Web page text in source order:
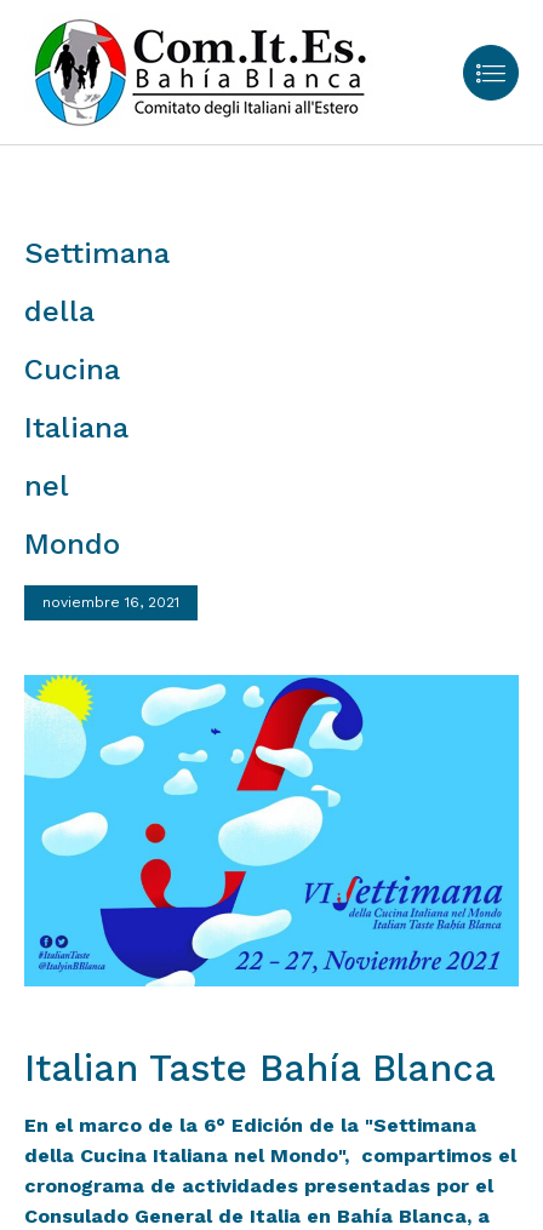
Settimana
della
Cucina
Italiana
nel
Mondo
noviembre 16, 2021
Italian Taste Bahía Blanca
En el marco de la 6° Edición de la "Settimana
della Cucina Italiana nel Mondo", compartimos el
cronograma de actividades presentadas por el
Consulado General de Italia en Bahía Blanca, a